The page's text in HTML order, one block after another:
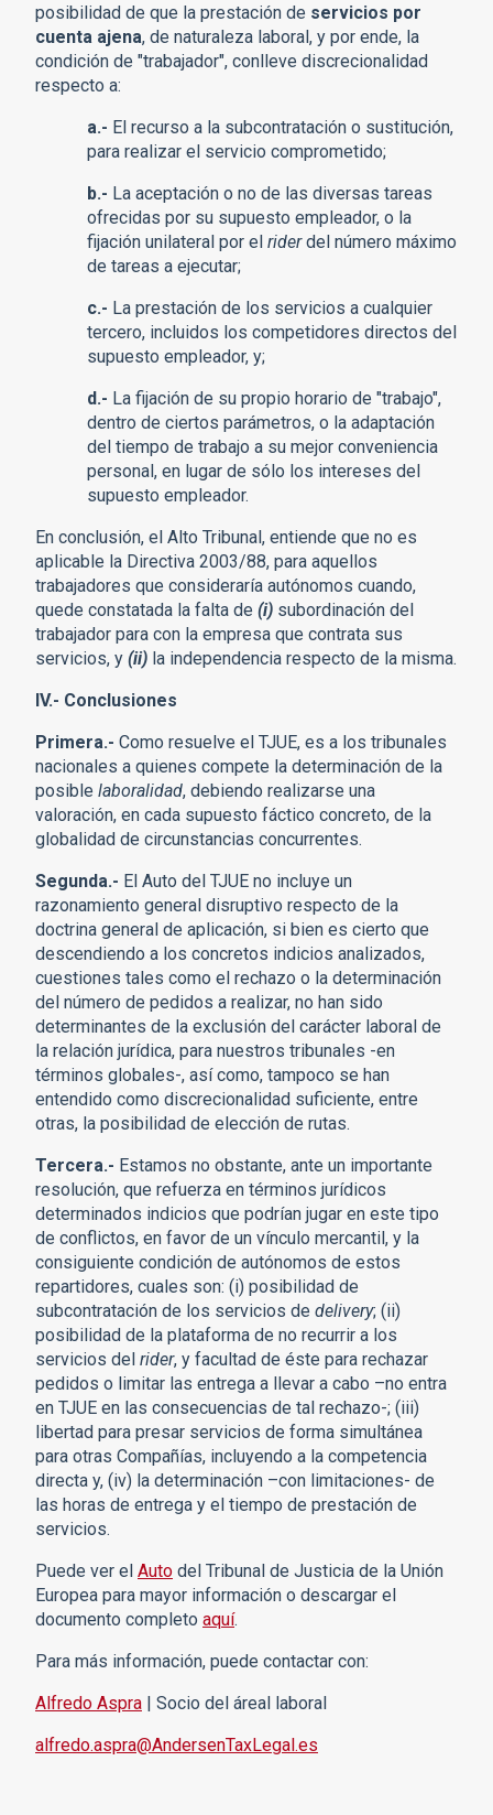
posibilidad de que la prestación de servicios por
cuenta ajena, de naturaleza laboral, y por ende, la
condición de "trabajador", conlleve discrecionalidad
respecto a:
a.- El recurso a la subcontratación o sustitución,
para realizar el servicio comprometido;
b.- La aceptación o no de las diversas tareas
ofrecidas por su supuesto empleador, o la
fijación unilateral por elriderdel número máximo
de tareas a ejecutar;
c.- La prestación de los servicios a cualquier
tercero, incluidos los competidores directos del
supuesto empleador, y;
d.- La fijación de su propio horario de "trabajo",
dentro de ciertos parámetros, o la adaptación
del tiempo de trabajo a su mejor conveniencia
personal, en lugar de sólo los intereses del
supuesto empleador.
En conclusión, el Alto Tribunal, entiende que no es
aplicable la Directiva 2003/88, para aquellos
trabajadores que consideraría autónomos cuando,
quede constatada la falta de (i) subordinación del
trabajador para con la empresa que contrata sus
servicios, y (ii) la independencia respecto de la misma.
IV.- Conclusiones
Primera.- Como resuelve el TJUE, es a los tribunales
nacionales a quienes compete la determinación de la
posible laboralidad, debiendo realizarse una
valoración, en cada supuesto fáctico concreto, de la
globalidad de circunstancias concurrentes.
Segunda.- El Auto del TJUE no incluye un
razonamiento general disruptivo respecto de la
doctrina general de aplicación, si bien es cierto que
descendiendo a los concretos indicios analizados,
cuestiones tales como el rechazo o la determinación
del número de pedidos a realizar, no han sido
determinantes de la exclusión del carácter laboral de
la relación jurídica, para nuestros tribunales -en
términos globales-, así como, tampoco se han
entendido como discrecionalidad suficiente, entre
otras, la posibilidad de elección de rutas.
Tercera.- Estamos no obstante, ante un importante
resolución, que refuerza en términos jurídicos
determinados indicios que podrían jugar en este tipo
de conflictos, en favor de un vínculo mercantil, y la
consiguiente condición de autónomos de estos
repartidores, cuales son: (i) posibilidad de
subcontratación de los servicios de delivery; (ii)
posibilidad de la plataforma de no recurrir a los
servicios del rider, y facultad de éste para rechazar
pedidos o limitar las entrega a llevar a cabo –no entra
en TJUE en las consecuencias de tal rechazo-; (iii)
libertad para presar servicios de forma simultánea
para otras Compañías, incluyendo a la competencia
directa y, (iv) la determinación –con limitaciones- de
las horas de entrega y el tiempo de prestación de
servicios.
Puede ver el Auto del Tribunal de Justicia de la Unión
Europea para mayor información o descargar el
documento completo aquí.
Para más información, puede contactar con:
Alfredo Aspra | Socio del áreal laboral
alfredo.aspra@AndersenTaxLegal.es